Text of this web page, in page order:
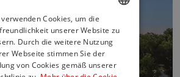
ENGLISH
SPANISH
FRENCH
Cookies, um die
unserer Website zu
Durch die weitere Nutzung
Webseite stimmen Sie der
von Cookies gemäß unserer